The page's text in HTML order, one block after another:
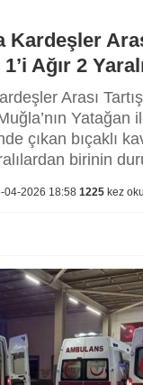
Kardeşler
Ağır 2
Arası
çıkan bıçaklı
birinin
04-2026 18:58 1225 kez